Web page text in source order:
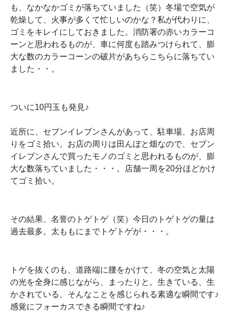
も、なかなかゴミが落ちていました（笑）冬場で空気が
乾燥して、火事が多くて忙しいのかな？私が代わりに、
ゴミをキレイにしておきました。消防署の赤いカラーコ
ーンと思われるものが、車に何度も踏みつけられて、膨
大な数のカラーコーンの破片があちらこちらに落ちてい
ました・・。
ついに10円玉も発見♪
近所に、セブンイレブンさんがあって、駐車場、お店周
りをゴミ拾い。お店の周りは田んぼと畑なので、セブン
イレブンさんで買ったモノのゴミと思われるものが、膨
大な数落ちていました・・・。店舗一周を20分ほどかけ
てゴミ拾い。
その結果、名誉のトゲトゲ（笑）今日のトゲトゲの量は
過去最多。太ももにまでトゲトゲが・・・。
トゲを抜くのも、道路端に腰をかけて、冬の空気と太陽
の光を全身に感じながら、まったりと。生きている、生
かされている、そんなことを感じられる素適な瞬間です♪
感覚にフォーカスできる瞬間ですね♪